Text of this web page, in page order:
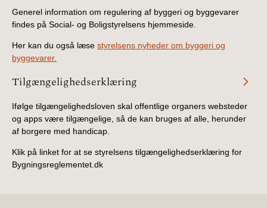
Generel information om regulering af byggeri og byggevarer
findes på Social- og Boligstyrelsens hjemmeside.
Her kan du også læse styrelsens nyheder om byggeri og
byggevarer.
Tilgængelighedserklæring
Ifølge tilgængelighedsloven skal offentlige organers websteder
og apps være tilgængelige, så de kan bruges af alle, herunder
af borgere med handicap.
Klik på linket for at se styrelsens tilgængelighedserklæring for
Bygningsreglementet.dk